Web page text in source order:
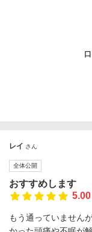
レイ さん
全体公開
おすすめします
5.00
もう通っていません